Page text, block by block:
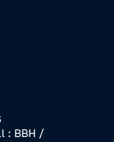
: BBH /